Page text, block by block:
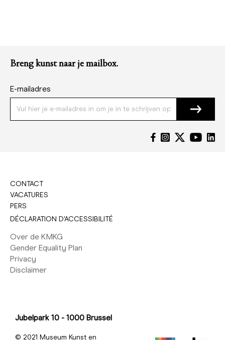
Breng kunst naar je mailbox.
E-mailadres
CONTACT
VACATURES
PERS
DÉCLARATION D'ACCESSIBILITÉ
Over de KMKG
Gender Equality Plan
Privacy
Disclaimer
Jubelpark 10 - 1000 Brussel
© 2021 Museum Kunst en